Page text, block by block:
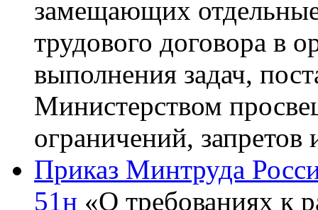
замещающих
трудового договора в
выполнения задач,
Министерством
ограничений, запретов
Приказ Минтруда
51н «О требованиях к